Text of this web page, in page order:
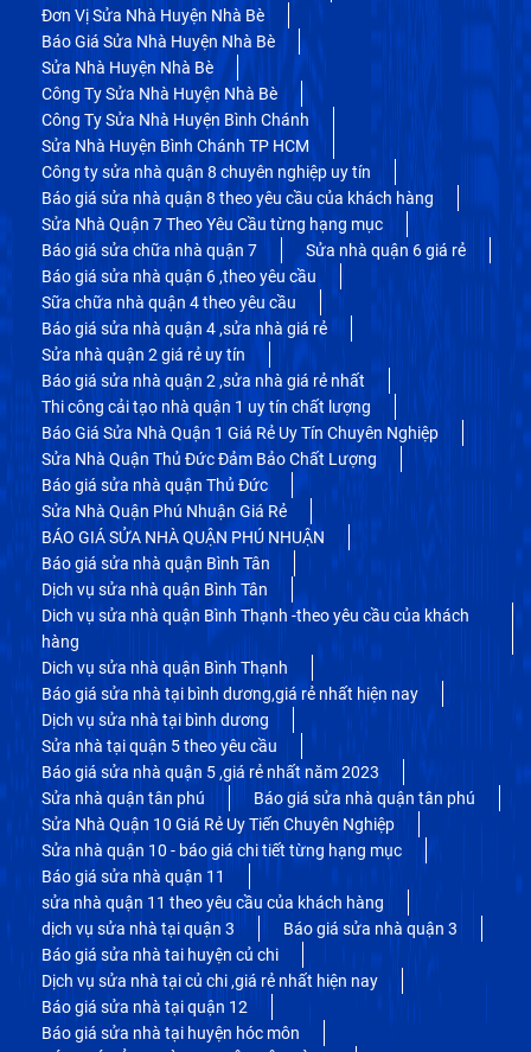
Đơn Vị Sửa Nhà Huyện Nhà Bè
Báo Giá Sửa Nhà Huyện Nhà Bè
Sửa Nhà Huyện Nhà Bè
Công Ty Sửa Nhà Huyện Nhà Bè
Công Ty Sửa Nhà Huyện Bình Chánh
Sửa Nhà Huyện Bình Chánh TP HCM
Công ty sửa nhà quận 8 chuyên nghiệp uy tín
Báo giá sửa nhà quận 8 theo yêu cầu của khách hàng
Sửa Nhà Quận 7 Theo Yêu Cầu từng hạng mục
Báo giá sửa chữa nhà quận 7
Sửa nhà quận 6 giá rẻ
Báo giá sửa nhà quận 6 ,theo yêu cầu
Sữa chữa nhà quận 4 theo yêu cầu
Báo giá sửa nhà quận 4 ,sửa nhà giá rẻ
Sửa nhà quận 2 giá rẻ uy tín
Báo giá sửa nhà quận 2 ,sửa nhà giá rẻ nhất
Thi công cải tạo nhà quận 1 uy tín chất lượng
Báo Giá Sửa Nhà Quận 1 Giá Rẻ Uy Tín Chuyên Nghiệp
Sửa Nhà Quận Thủ Đức Đảm Bảo Chất Lượng
Báo giá sửa nhà quận Thủ Đức
Sửa Nhà Quận Phú Nhuận Giá Rẻ
BÁO GIÁ SỬA NHÀ QUẬN PHÚ NHUẬN
Báo giá sửa nhà quận Bình Tân
Dịch vụ sửa nhà quận Bình Tân
Dich vụ sửa nhà quận Bình Thạnh -theo yêu cầu của khách
hàng
Dich vụ sửa nhà quận Bình Thạnh
Báo giá sửa nhà tại bình dương,giá rẻ nhất hiện nay
Dịch vụ sửa nhà tại bình dương
Sửa nhà tại quận 5 theo yêu cầu
Báo giá sửa nhà quận 5 ,giá rẻ nhất năm 2023
Sửa nhà quận tân phú
Báo giá sửa nhà quận tân phú
Sửa Nhà Quận 10 Giá Rẻ Uy Tiến Chuyên Nghiệp
Sửa nhà quận 10 - báo giá chi tiết từng hạng mục
Báo giá sửa nhà quận 11
sửa nhà quận 11 theo yêu cầu của khách hàng
dịch vụ sửa nhà tại quận 3
Báo giá sửa nhà quận 3
Báo giá sửa nhà tai huyện củ chi
Dịch vụ sửa nhà tại củ chi ,giá rẻ nhất hiện nay
Báo giá sửa nhà tại quận 12
Báo giá sửa nhà tại huyện hóc môn